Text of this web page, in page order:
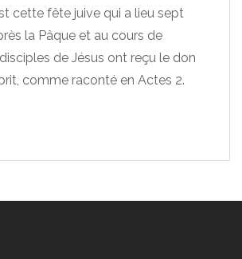
cette fête juive qui a lieu sept
la Pâque et au cours de
de Jésus ont reçu le don
comme raconté en Actes 2.